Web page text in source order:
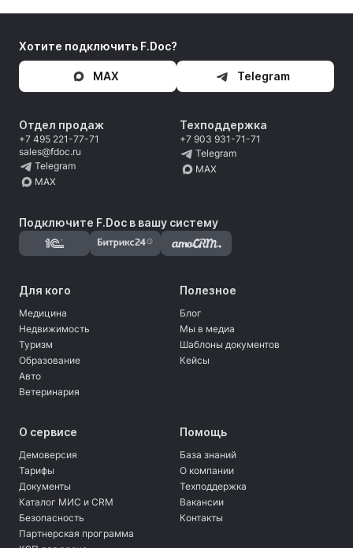
Хотите подключить F.Doc?
MAX Telegram
Подключите F.Doc в вашу систему
Отдел продаж
+7 495 221-77-71
sales@fdoc.ru
Telegram
MAX
Техподдержка
+7 903 931-71-71
Telegram
MAX
Для кого
Медицина
Недвижимость
Туризм
Образование
Авто
Ветеринария
Полезное
Блог
Мы в медиа
Шаблоны документов
Кейсы
О сервисе
Демоверсия
Тарифы
Документы
Каталог МИС и CRM
Безопасность
Партнерская программа
Помощь
База знаний
О компании
Техподдержка
Вакансии
Контакты